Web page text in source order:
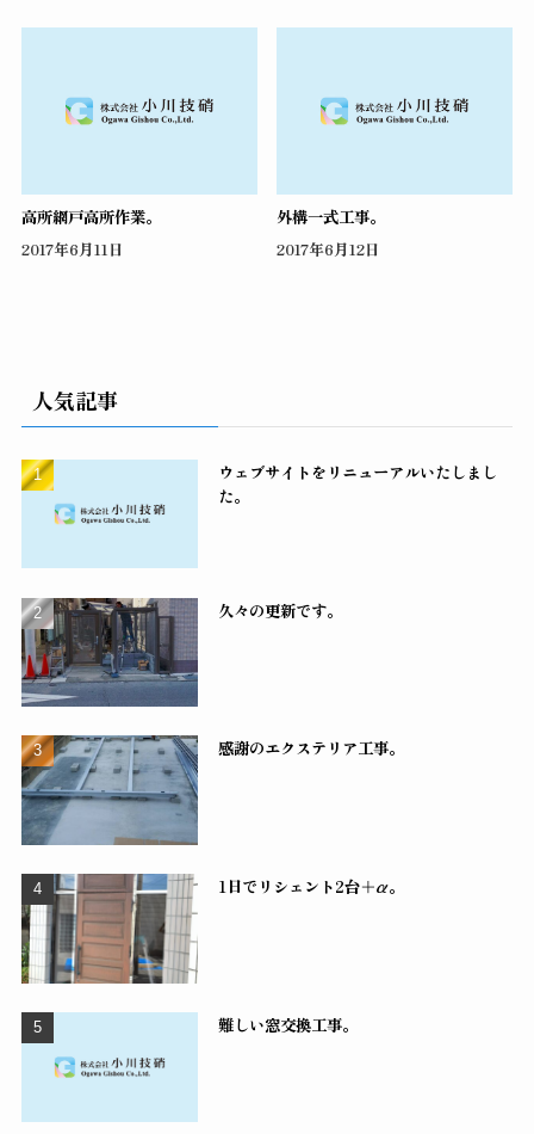
高所網戸高所作業。
2017年6月11日
外構一式工事。
2017年6月12日
人気記事
ウェブサイトをリニューアルいたしまし
た。
久々の更新です。
感謝のエクステリア工事。
1日でリシェント2台＋α。
難しい窓交換工事。